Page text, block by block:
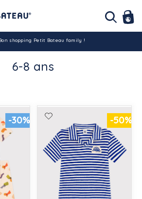
shopping Petit Bateau family !
6-8 ans
-30% -50%